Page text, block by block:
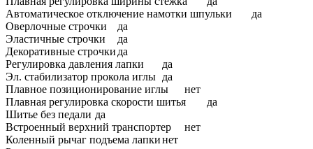
Автоматическое отключение намотки шпульки
да
Оверлочные строчки
да
Эластичные строчки
да
Декоративные строчки да
Регулировка давления лапки
да
Эл. стабилизатор прокола иглы да
Плавное позиционирование иглы
нет
Плавная регулировка скорости шитья
да
Шитье без педали да
Встроенный верхний транспортер
нет
Коленный рычаг подъема лапкинет